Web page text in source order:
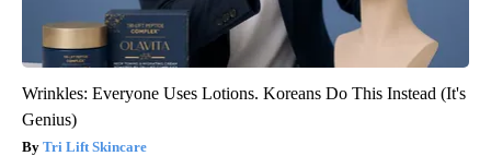
Wrinkles: Everyone Uses Lotions. Koreans Do This Instead (It's
Genius)
Tri Lift Skincare